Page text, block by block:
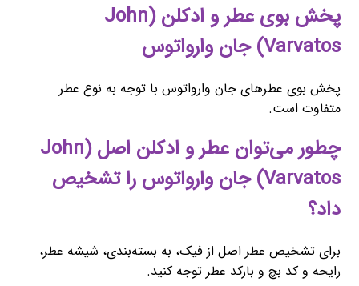
پخش بوی عطر و ادکلن (John
Varvatos) جان وارواتوس
پخش بوی عطرهای جان وارواتوس با توجه به نوع عطر
متفاوت است.
چطور می‌توان عطر و ادکلن اصل (John
Varvatos) جان وارواتوس را تشخیص
داد؟
برای تشخیص عطر اصل از فیک، به بسته‌بندی، شیشه عطر،
رایحه و کد بچ و بارکد عطر توجه کنید.